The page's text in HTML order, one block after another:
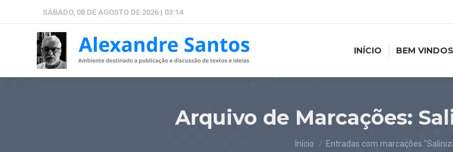
SÁBADO, 08 DE AGOSTO DE 2026 | 03:14
INÍCIO BEM VINDOS
Arquivo de Marcações:
Você está aqui:
Início Entradas com marcações